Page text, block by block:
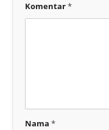
Komentar*
Nama *